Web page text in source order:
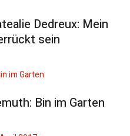
Dedreux: Mein
sein
Bin im Garten